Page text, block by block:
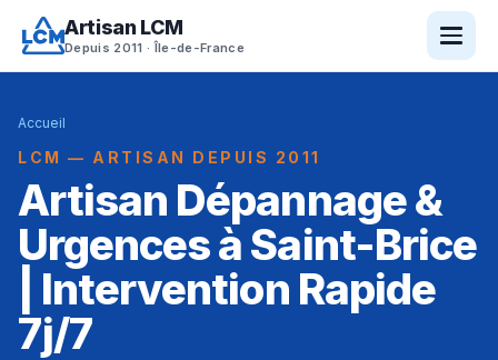
Artisan LCM
Depuis 2011 · Île-de-France
Accueil
LCM — ARTISAN DEPUIS 2011
Artisan Dépannage &
Urgences à Saint-Brice
| Intervention Rapide
7j/7